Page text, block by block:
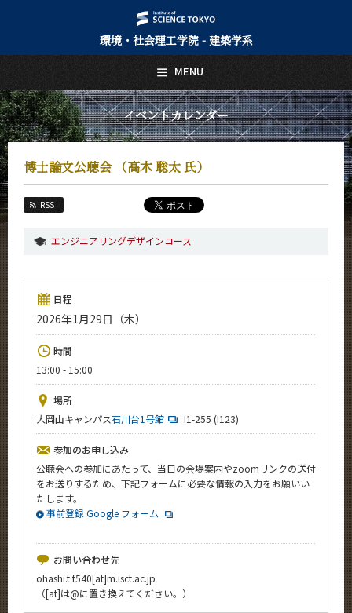
環境・社会理工学院 - 建築学系
イベントカレンダー
博士論文公聴会 （髙木 聡太 氏）
RSS
エンジニアリングデザインコース
日程
2026年1月29日（木）
時間
13:00 - 15:00
場所
大岡山キャンパス石川台1号館 I1-255 (I123)
参加のお申し込み
公聴会への参加にあたって、当日の会場案内やzoomリンクの送付
をお送りするため、下記フォームに必要な情報の入力をお願いい
たします。
事前登録 Google フォーム
お問い合わせ先
ohashi.t.f540[at]m.isct.ac.jp
（[at]は@に置き換えてください。）
MENU
日本語 English
トップページ
Top Page
建築学系について
About Us
教育
Education
入学案内
Admissions
建築学系 News
イベントカレンダー
Event Calendar
今後のイベント
今後の課程別イベント
年別アーカイブ
系詳細情報